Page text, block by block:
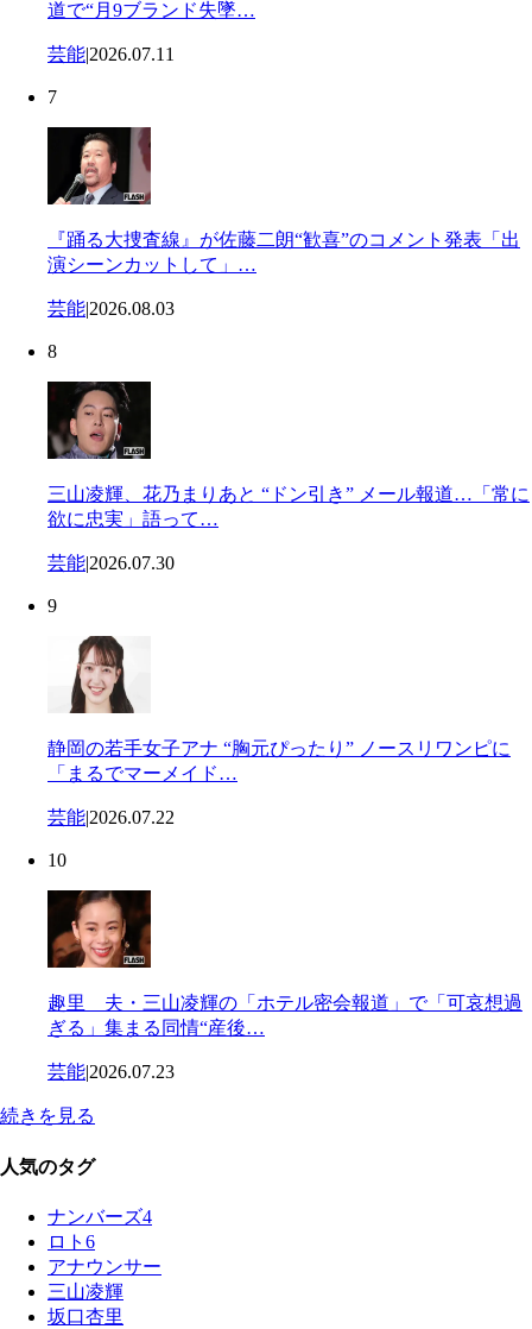
道で“月9ブランド失墜…
芸能|2026.07.11
7
『踊る大捜査線』が佐藤二朗“歓喜”のコメント発表「出
演シーンカットして」…
芸能|2026.08.03
8
三山凌輝、花乃まりあと “ドン引き” メール報道…「常に
欲に忠実」語って…
芸能|2026.07.30
9
静岡の若手女子アナ “胸元ぴったり” ノースリワンピに
「まるでマーメイド…
芸能|2026.07.22
10
趣里 夫・三山凌輝の「ホテル密会報道」で「可哀想過
ぎる」集まる同情“産後…
芸能|2026.07.23
続きを見る
人気のタグ
ナンバーズ4
ロト6
アナウンサー
三山凌輝
坂口杏里